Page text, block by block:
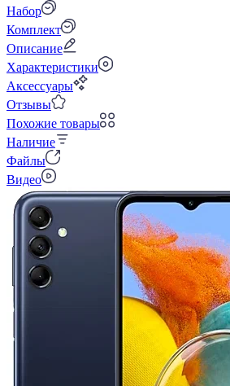
Набор
Комплект
Описание
Характеристики
Аксессуары
Отзывы
Похожие товары
Наличие
Файлы
Видео